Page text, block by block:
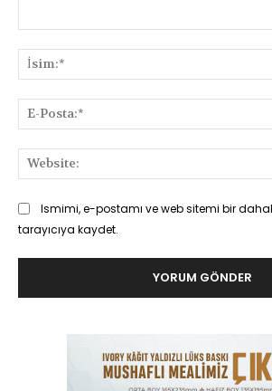
Ismimi, e-postamı ve web sitemi bir
tarayıcıya kaydet.